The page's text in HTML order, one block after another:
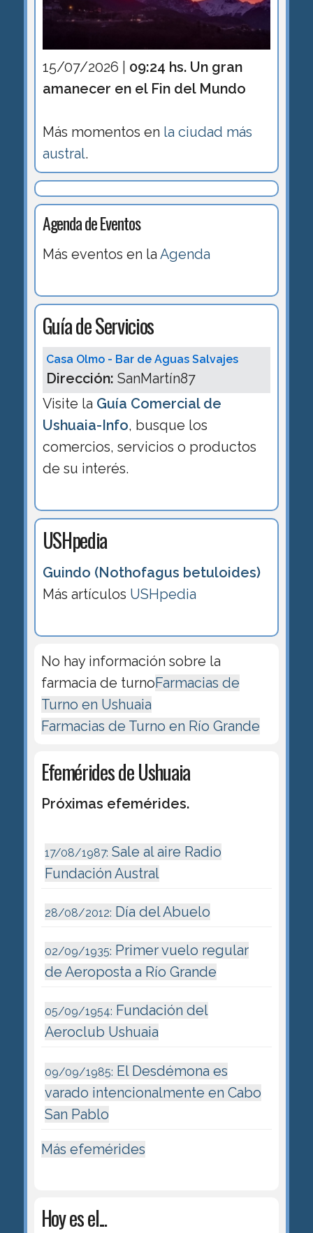
15/07/2026 | 09:24 hs. Un gran
amanecer en el Fin del Mundo
Más momentos en la ciudad más
austral.
Agenda de Eventos
Más eventos en la Agenda
Guía de Servicios
Casa Olmo - Bar de Aguas Salvajes
Dirección: SanMartín87
Visite la Guía Comercial de
Ushuaia-Info, busque los
comercios, servicios o productos
de su interés.
USHpedia
Guindo (Nothofagus betuloides)
Más artículos USHpedia
No hay información sobre la
farmacia de turnoFarmacias de
Turno en Ushuaia
Farmacias de Turno en Río Grande
Efemérides de Ushuaia
Próximas efemérides.
17/08/1987: Sale al aire Radio
Fundación Austral
28/08/2012: Día del Abuelo
02/09/1935: Primer vuelo regular
de Aeroposta a Río Grande
05/09/1954: Fundación del
Aeroclub Ushuaia
09/09/1985: El Desdémona es
varado intencionalmente en Cabo
San Pablo
Más efemérides
Hoy es el...